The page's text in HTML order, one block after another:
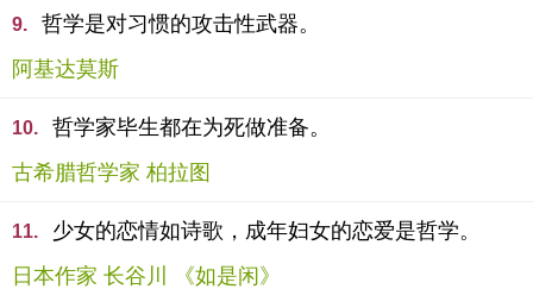
9.
哲学是对习惯的攻击性武器。
阿基达莫斯
10.
哲学家毕生都在为死做准备。
古希腊哲学家 柏拉图
11.
少女的恋情如诗歌，成年妇女的恋爱是哲学。
日本作家 长谷川 《如是闲》